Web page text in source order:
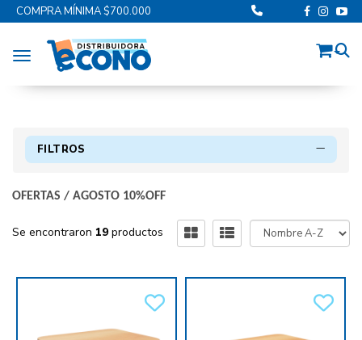
COMPRA MÍNIMA $700.000
Toggle navigation
FILTROS
OFERTAS / AGOSTO 10%OFF
Se encontraron 19 productos